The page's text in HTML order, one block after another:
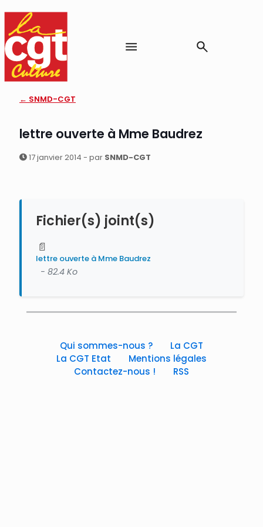
← SNMD-CGT
lettre ouverte à Mme Baudrez
17 janvier 2014 - par SNMD-CGT
Fichier(s) joint(s)
📄
lettre ouverte à Mme Baudrez
- 82.4 Ko
Qui sommes-nous ?
La CGT
La CGT Etat
Mentions légales
Contactez-nous !
RSS